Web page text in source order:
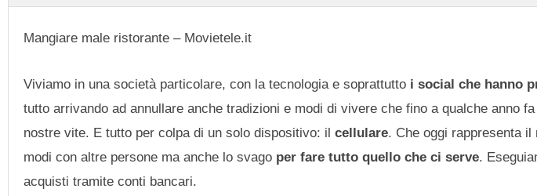
Mangiare male ristorante – Movietele.it
Viviamo in una società particolare, con la tecnologia e soprattutto i social che hanno
tutto arrivando ad annullare anche tradizioni e modi di vivere che fino a qualche anno
nostre vite. E tutto per colpa di un solo dispositivo: ilcellulare. Che oggi rappresenta
modi con altre persone ma anche lo svago per fare tutto quello che ci serve.
acquisti tramite conti bancari.